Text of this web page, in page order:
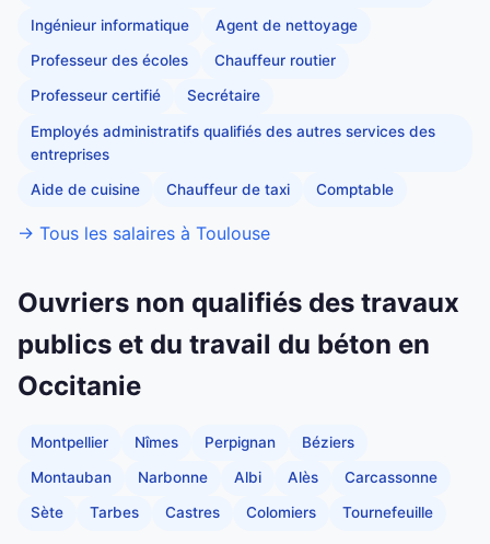
Ingénieur informatique Agent de nettoyage
Professeur des écoles Chauffeur routier
Professeur certifié Secrétaire
Employés administratifs qualifiés des autres services des
entreprises
Aide de cuisine Chauffeur de taxi Comptable
→ Tous les salaires à Toulouse
Ouvriers non qualifiés des travaux
publics et du travail du béton en
Occitanie
Montpellier Nîmes Perpignan Béziers
Montauban Narbonne Albi Alès Carcassonne
Sète Tarbes Castres Colomiers Tournefeuille